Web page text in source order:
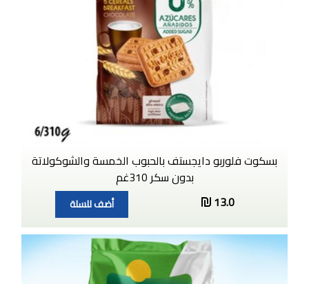
بسكوت فلوربو دايجستف بالحبوب الخمسة والشوكولاتة
بدون سكر 310غم
13.0
أضف للسلة